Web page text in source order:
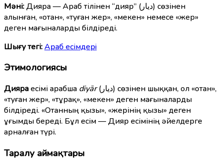
Мәні:Дияра — Араб тілінен “дияр” (ديار) сөзінен
алынған, «отан», «туған жер», «мекен» немесе «жер»
деген мағыналарды білдіреді.
Шығу тегі:Араб есімдерi
Этимологиясы
Дияраесімі арабша diyār(ديار) сөзінен шыққан, ол «отан»,
«туған жер», «тұрақ», «мекен» деген мағыналарды
білдіреді. «Отанның қызы», «жерінің қызы» деген
ұғымды береді. Бұл есім — Дияр есімінің әйелдерге
арналған түрі.
Таралу аймақтары